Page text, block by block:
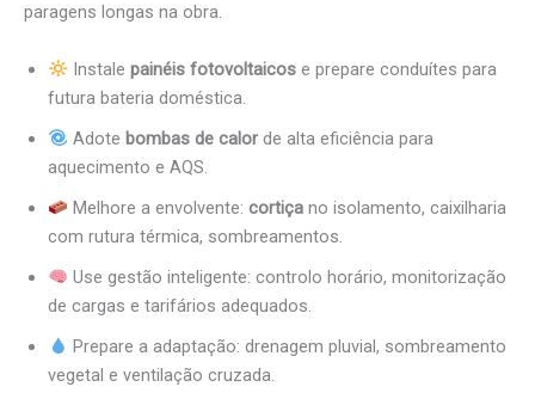
paragens longas na obra.
Instale painéis fotovoltaicose prepare conduítes para
futura bateria doméstica.
Adote bombas de calorde alta eficiência para
aquecimento e AQS.
Melhore a envolvente: cortiçano isolamento, caixilharia
com rutura térmica, sombreamentos.
Use gestão inteligente: controlo horário, monitorização
de cargas e tarifários adequados.
Prepare a adaptação: drenagem pluvial, sombreamento
vegetal e ventilação cruzada.